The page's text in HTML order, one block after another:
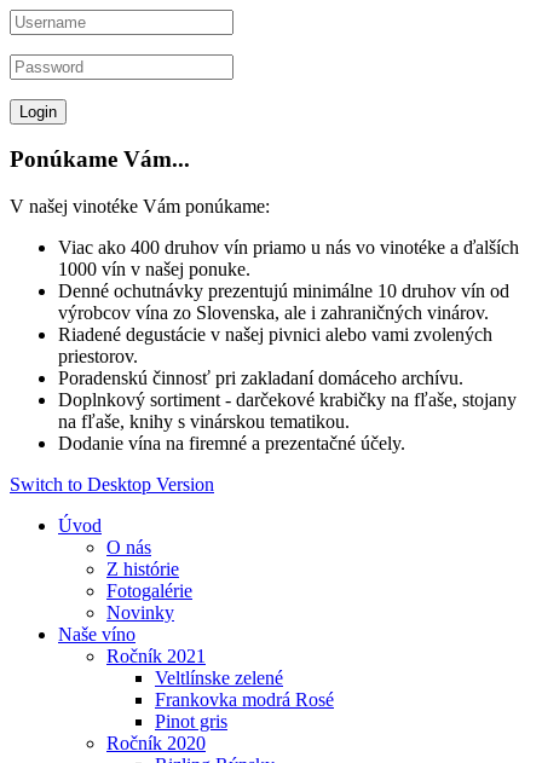
Ponúkame Vám...
V našej vinotéke Vám ponúkame:
Viac ako 400 druhov vín priamo u nás vo vinotéke a ďalších
1000 vín v našej ponuke.
Denné ochutnávky prezentujú minimálne 10 druhov vín od
výrobcov vína zo Slovenska, ale i zahraničných vinárov.
Riadené degustácie v našej pivnici alebo vami zvolených
priestorov.
Poradenskú činnosť pri zakladaní domáceho archívu.
Doplnkový sortiment - darčekové krabičky na fľaše, stojany
na fľaše, knihy s vinárskou tematikou.
Dodanie vína na firemné a prezentačné účely.
Switch to Desktop Version
Úvod
O nás
Z histórie
Fotogalérie
Novinky
Naše víno
Ročník 2021
Veltlínske zelené
Frankovka modrá Rosé
Pinot gris
Ročník 2020